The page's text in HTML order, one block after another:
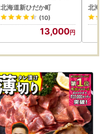
トセット
北海道新ひだか町
(10)
13,000
北海
リジ
北海